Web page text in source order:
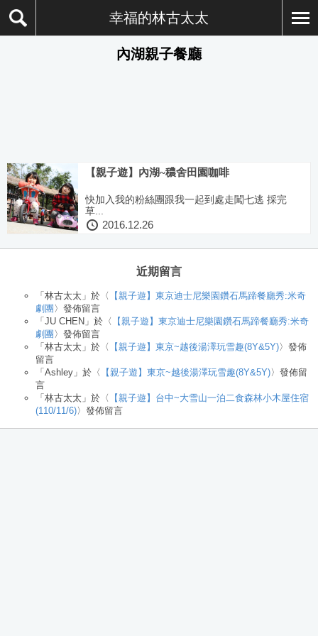
幸福的林古太太
內湖親子餐廳
【親子遊】內湖~穠舍田園咖啡
快加入我的粉絲團跟我一起到處走闖七逃 採完
草...
2016.12.26
近期留言
「 林古太太 」於〈
【親子遊】東京迪士尼樂園鑽石馬蹄餐廳秀:米奇
劇團 〉發佈留言
「 JU CHEN 」於〈
【親子遊】東京迪士尼樂園鑽石馬蹄餐廳秀:米奇
劇團 〉發佈留言
「 林古太太 」於〈 【親子遊】東京~越後湯澤玩雪趣(8Y&5Y)〉發佈
留言
「 Ashley 」於〈 【親子遊】東京~越後湯澤玩雪趣(8Y&5Y)〉發佈留
言
「 林古太太 」於〈
【親子遊】台中~大雪山一泊二食森林小木屋住宿
(110/11/6)〉發佈留言